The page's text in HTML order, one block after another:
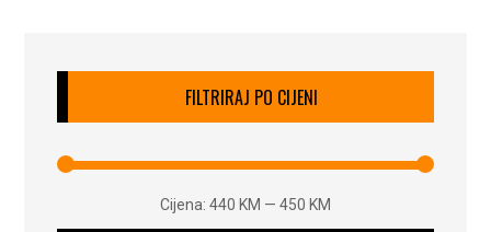
FILTRIRAJ PO CIJENI
Cijena: 440 KM — 450 KM